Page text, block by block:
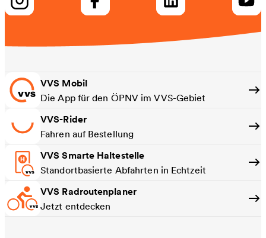
VVS Mobil
Die App für den ÖPNV im VVS-Gebiet
VVS-Rider
Fahren auf Bestellung
VVS Smarte Haltestelle
Standortbasierte Abfahrten in Echtzeit
VVS Radroutenplaner
Jetzt entdecken